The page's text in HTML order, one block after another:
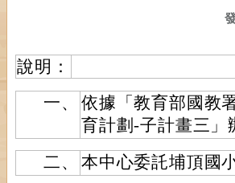
說明：
一、
依據「教育部國教
育計劃-子計畫三」
二、
本中心委託埔頂國